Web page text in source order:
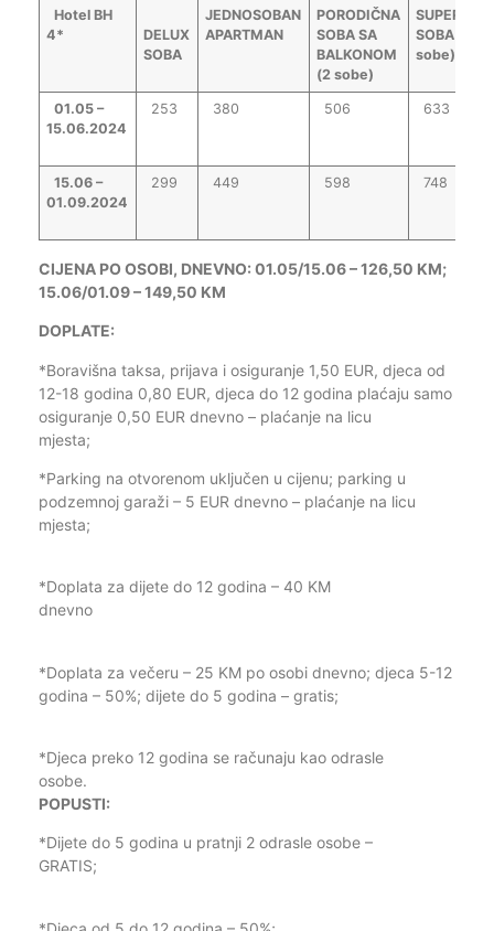
Hotel BH
4*
DELUX
SOBA
JEDNOSOBAN
APARTMAN
PORODIČNA
SOBA SA
BALKONOM
(2 sobe)
SUPERIOR
SOBA (2
sobe)
01.05 –
15.06.2024
253 380 506 633
15.06 –
01.09.2024
299 449 598 748
CIJENA PO OSOBI, DNEVNO: 01.05/15.06 – 126,50 KM;
15.06/01.09 – 149,50 KM
*Boravišna taksa, prijava i osiguranje 1,50 EUR, djeca od
12-18 godina 0,80 EUR, djeca do 12 godina plaćaju samo
osiguranje 0,50 EUR dnevno – plaćanje na licu
mjesta;
*Parking na otvorenom uključen u cijenu; parking u
podzemnoj garaži – 5 EUR dnevno – plaćanje na licu
mjesta;
*Doplata za dijete do 12 godina – 40 KM
dnevno
*Doplata za večeru – 25 KM po osobi dnevno; djeca 5-12
godina – 50%; dijete do 5 godina – gratis;
*Djeca preko 12 godina se računaju kao odrasle
osobe.
POPUSTI:
*Dijete do 5 godina u pratnji 2 odrasle osobe –
GRATIS;